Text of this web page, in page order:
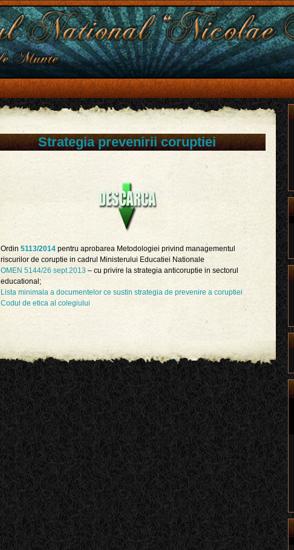
Strategia prevenirii coruptiei
Ordin 5113/2014 pentru aprobarea Metodologiei privind managementul
riscurilor de coruptie in cadrul Ministerului Educatiei Nationale
OMEN 5144/26 sept.2013 – cu privire la strategia anticoruptie in sectorul
educational;
Lista minimala a documentelor ce sustin strategia de prevenire a coruptiei
Codul de etica al colegiului